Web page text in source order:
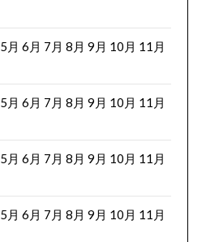
5月 6月 7月 8月 9月 10月 11月
5月 6月 7月 8月 9月 10月 11月
5月 6月 7月 8月 9月 10月 11月
5月 6月 7月 8月 9月 10月 11月